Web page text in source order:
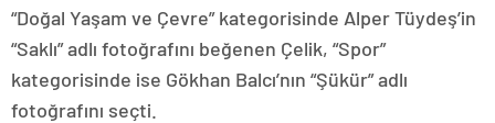
“Doğal Yaşam ve Çevre” kategorisinde Alper Tüydeş’in
“Saklı” adlı fotoğrafını beğenen Çelik, “Spor”
kategorisinde ise Gökhan Balcı’nın “Şükür” adlı
fotoğrafını seçti.